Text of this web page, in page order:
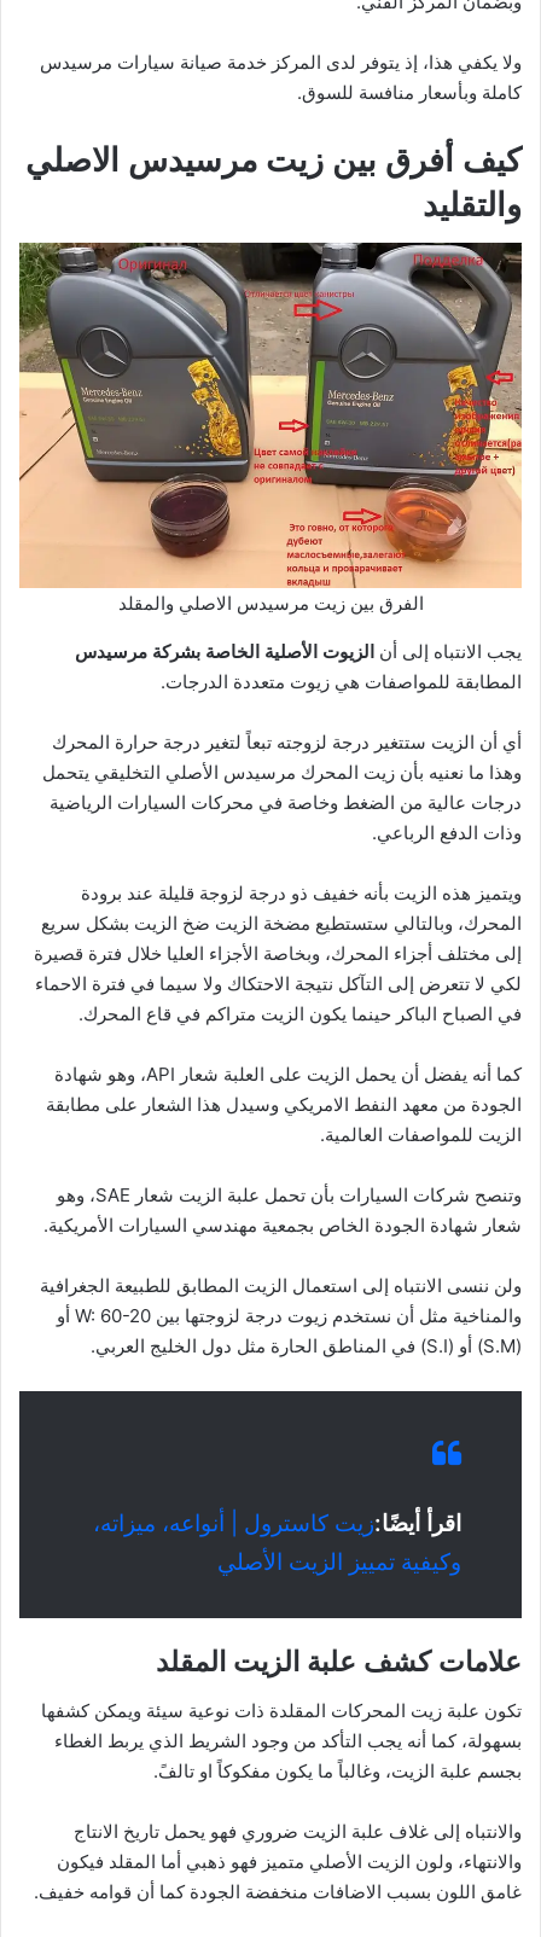
ولا يكفي هذا، إذ يتوفر لدى المركز خدمة صيانة سيارات مرسيدس
كاملة وبأسعار منافسة للسوق.
كيف أفرق بين زيت مرسيدس الاصلي
والتقليد
الفرق بين زيت مرسيدس الاصلي والمقلد
يجب الانتباه إلى أن الزيوت الأصلية الخاصة بشركة مرسيدس
المطابقة للمواصفات هي زيوت متعددة الدرجات.
أي أن الزيت ستتغير درجة لزوجته تبعاً لتغير درجة حرارة المحرك
وهذا ما نعنيه بأن زيت المحرك مرسيدس الأصلي التخليقي يتحمل
درجات عالية من الضغط وخاصة في محركات السيارات الرياضية
وذات الدفع الرباعي.
ويتميز هذه الزيت بأنه خفيف ذو درجة لزوجة قليلة عند برودة
المحرك، وبالتالي ستستطيع مضخة الزيت ضخ الزيت بشكل سريع
إلى مختلف أجزاء المحرك، وبخاصة الأجزاء العليا خلال فترة قصيرة
لكي لا تتعرض إلى التآكل نتيجة الاحتكاك ولا سيما في فترة الاحماء
في الصباح الباكر حينما يكون الزيت متراكم في قاع المحرك.
كما أنه يفضل أن يحمل الزيت على العلبة شعار API، وهو شهادة
الجودة من معهد النفط الامريكي وسيدل هذا الشعار على مطابقة
الزيت للمواصفات العالمية.
وتنصح شركات السيارات بأن تحمل علبة الزيت شعار SAE، وهو
شعار شهادة الجودة الخاص بجمعية مهندسي السيارات الأمريكية.
ولن ننسى الانتباه إلى استعمال الزيت المطابق للطبيعة الجغرافية
والمناخية مثل أن نستخدم زيوت درجة لزوجتها بين W: 60-20 أو
(S.M) أو (S.I) في المناطق الحارة مثل دول الخليج العربي.
اقرأ أيضًا:زيت كاسترول | أنواعه، ميزاته،
وكيفية تمييز الزيت الأصلي
علامات كشف علبة الزيت المقلد
تكون علبة زيت المحركات المقلدة ذات نوعية سيئة ويمكن كشفها
بسهولة، كما أنه يجب التأكد من وجود الشريط الذي يربط الغطاء
بجسم علبة الزيت، وغالباً ما يكون مفكوكاً او تالفً.
والانتباه إلى غلاف علبة الزيت ضروري فهو يحمل تاريخ الانتاج
والانتهاء، ولون الزيت الأصلي متميز فهو ذهبي أما المقلد فيكون
غامق اللون بسبب الاضافات منخفضة الجودة كما أن قوامه خفيف.